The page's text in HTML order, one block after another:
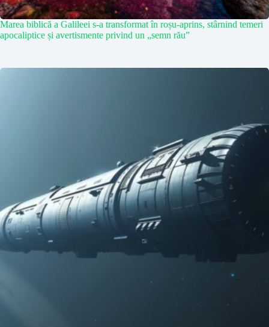
Marea biblică a Galileei s-a transformat în roșu-aprins, stârnind temeri
apocaliptice și avertismente privind un „semn rău”